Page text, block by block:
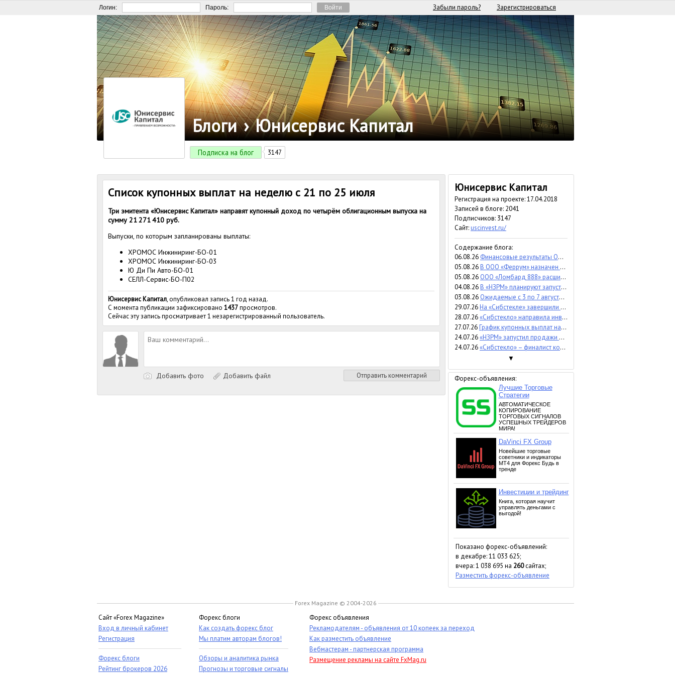
Логин: Пароль: Забыли пароль? Зарегистрироваться
Блоги › Юнисервис Капитал
Подписка на блог 3147
Список купонных выплат на неделю с 21 по 25 июля
Три эмитента «Юнисервис Капитал» направят купонный доход по четырём облигационным выпуска на
сумму 21 271 410 руб.
Выпуски, по которым запланированы выплаты:
ХРОМОС Инжиниринг-БО-01
ХРОМОС Инжиниринг-БО-03
Ю Ди Пи Авто-БО-01
СЕЛЛ-Сервис-БО-П02
Юнисервис Капитал, опубликовал запись 1 год назад.
С момента публикации зафиксировано 1437просмотров.
Сейчас эту запись просматривает 1 незарегистрированный пользователь.
Добавить фото Добавить файл Отправить комментарий
Юнисервис Капитал
Регистрация на проекте: 17.04.2018
Записей в блоге: 2041
Подписчиков: 3147
Сайт:uscinvest.ru/
Содержание блога:
06.08.26 Финансовые результаты ООО «Первый ювелирный ломбард» за 1 квартал 2026 г.
05.08.26В ООО «Феррум» назначен новый директор
05.08.26 ООО «Ломбард 888» расширяет собственную сеть: открыты три новых финансовых офиса в Сочи
04.08.26В «НЗРМ» планируют запустить третий цех во второй половине 2026 года
03.08.26 Ожидаемые с 3 по 7 августа купонные выплаты
29.07.26На «Сибстекле» завершили первый этап модернизации производства бесцветной стеклотары
28.07.26«Сибстекло» направила инвесторам выпуска БО-01 амортизационную выплату
27.07.26График купонных выплат на неделю с 27 по 31 июля
24.07.26«НЗРМ» запустил продажи оцинкованного металлопроката
24.07.26«Сибстекло» – финалист конкурса «Дело в людях: компании, инвестирующие в будущее»
▼
Форекс-объявления:
Показано форекс-объявлений:
в декабре: 11 033 625;
вчера: 1 038 695 на 260сайтах;
Разместить форекс-объявление
Forex Magazine © 2004-2026
Сайт «Forex Magazine»
Вход в личный кабинет
Регистрация
Форекс блоги
Рейтинг брокеров 2026
Форекс блоги
Как создать форекс блог
Мы платим авторам блогов!
Обзоры и аналитика рынка
Прогнозы и торговые сигналы
Форекс объявления
Рекламодателям - объявления от 10 копеек за переход
Как разместить объявление
Вебмастерам - партнерская программа
Размещение рекламы на сайте FxMag.ru